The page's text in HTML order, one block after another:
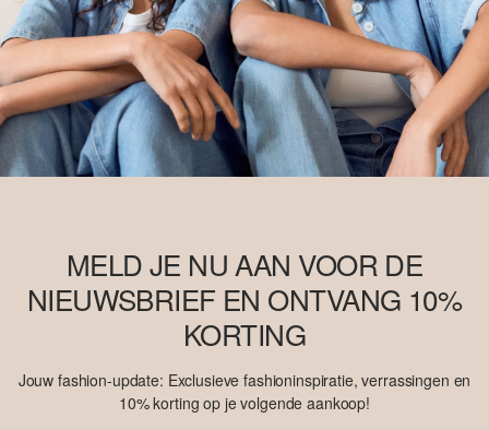
MELD JE NU AAN VOOR DE
NIEUWSBRIEF EN ONTVANG 10%
KORTING
Jouw fashion-update: Exclusieve fashioninspiratie, verrassingen en
10% korting op je volgende aankoop!